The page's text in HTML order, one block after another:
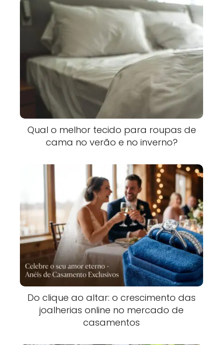
Qual o melhor tecido para roupas de
cama no verão e no inverno?
Do clique ao altar: o crescimento das
joalherias online no mercado de
casamentos